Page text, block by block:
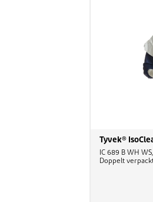
Tyvek®
IC 689 B WH
Doppelt